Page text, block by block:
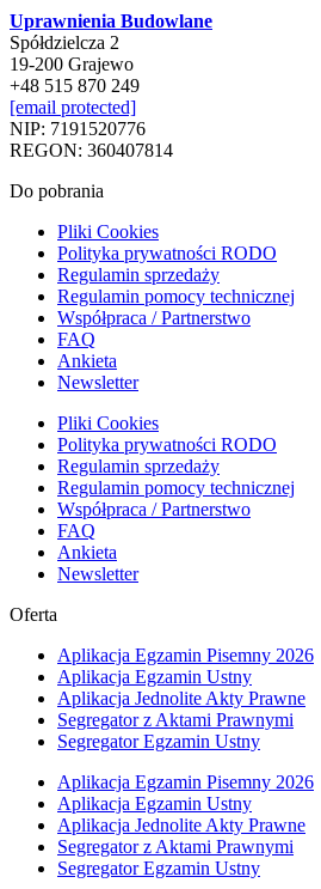
Uprawnienia Budowlane
Spółdzielcza 2
19-200 Grajewo
+48 515 870 249
[email protected]
NIP: 7191520776
REGON: 360407814
Do pobrania
Pliki Cookies
Polityka prywatności RODO
Regulamin sprzedaży
Regulamin pomocy technicznej
Współpraca / Partnerstwo
FAQ
Ankieta
Newsletter
Pliki Cookies
Polityka prywatności RODO
Regulamin sprzedaży
Regulamin pomocy technicznej
Współpraca / Partnerstwo
FAQ
Ankieta
Newsletter
Oferta
Aplikacja Egzamin Pisemny 2026
Aplikacja Egzamin Ustny
Aplikacja Jednolite Akty Prawne
Segregator z Aktami Prawnymi
Segregator Egzamin Ustny
Aplikacja Egzamin Pisemny 2026
Aplikacja Egzamin Ustny
Aplikacja Jednolite Akty Prawne
Segregator z Aktami Prawnymi
Segregator Egzamin Ustny